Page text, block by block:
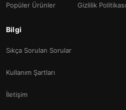
Popüler Ürünler Gizlilik Politikası
Bilgi
Sıkça Sorulan Sorular
Kullanım Şartları
İletişim